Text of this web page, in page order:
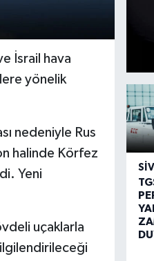
İsrail hava
yönelik
nedeniyle Rus
halinde Körfez
Yeni
uçaklarla